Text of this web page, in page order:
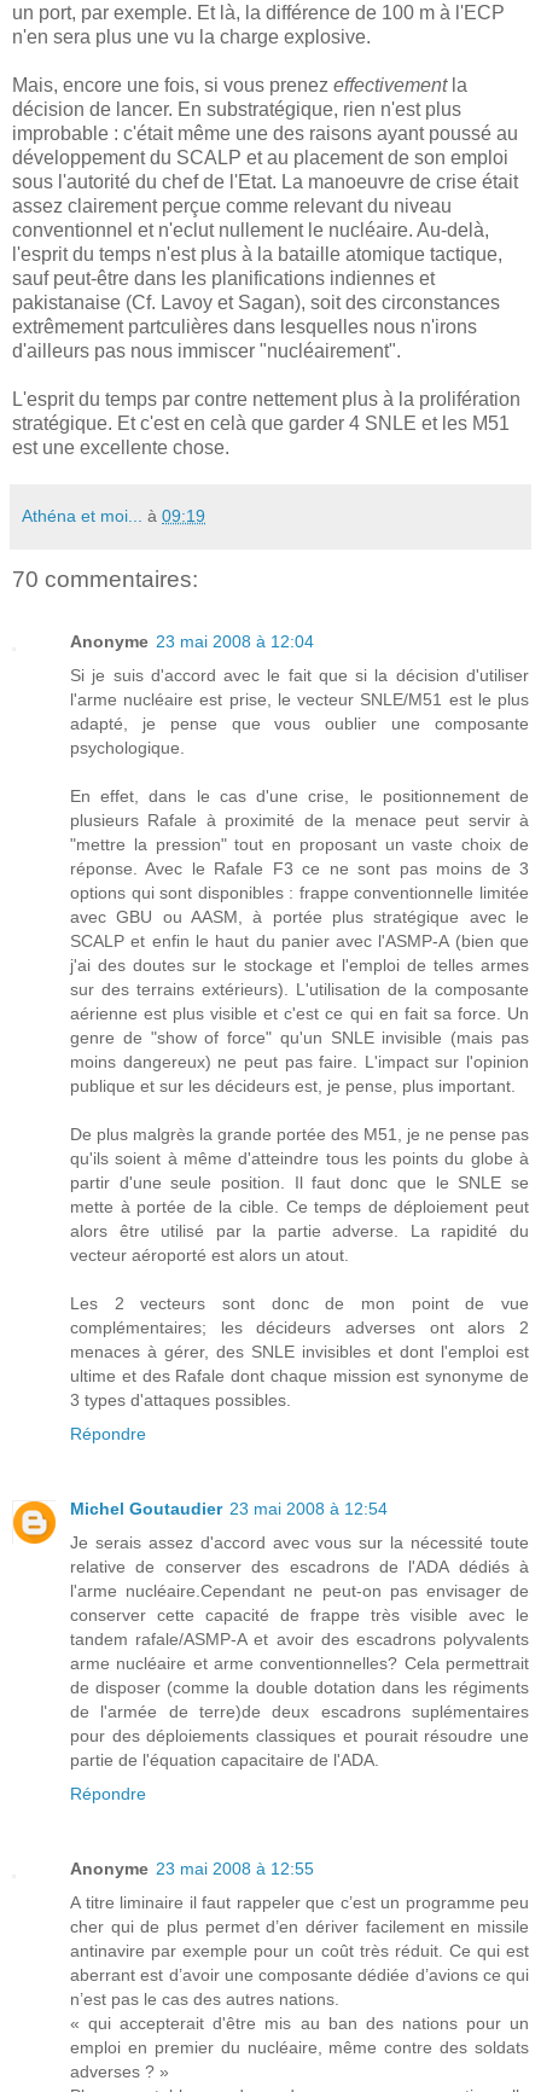
un port, par exemple. Et là, la différence de 100 m à l'ECP
n'en sera plus une vu la charge explosive.
Mais, encore une fois, si vous prenez effectivement la
décision de lancer. En substratégique, rien n'est plus
improbable : c'était même une des raisons ayant poussé au
développement du SCALP et au placement de son emploi
sous l'autorité du chef de l'Etat. La manoeuvre de crise était
assez clairement perçue comme relevant du niveau
conventionnel et n'eclut nullement le nucléaire. Au-delà,
l'esprit du temps n'est plus à la bataille atomique tactique,
sauf peut-être dans les planifications indiennes et
pakistanaise (Cf. Lavoy et Sagan), soit des circonstances
extrêmement partculières dans lesquelles nous n'irons
d'ailleurs pas nous immiscer "nucléairement".
L'esprit du temps par contre nettement plus à la prolifération
stratégique. Et c'est en celà que garder 4 SNLE et les M51
est une excellente chose.
Athéna et moi... à 09:19
70 commentaires:
Anonyme 23 mai 2008 à 12:04
Si je suis d'accord avec le fait que si la décision d'utiliser
l'arme nucléaire est prise, le vecteur SNLE/M51 est le plus
adapté, je pense que vous oublier une composante
psychologique.
En effet, dans le cas d'une crise, le positionnement de
plusieurs Rafale à proximité de la menace peut servir à
"mettre la pression" tout en proposant un vaste choix de
réponse. Avec le Rafale F3 ce ne sont pas moins de 3
options qui sont disponibles : frappe conventionnelle limitée
avec GBU ou AASM, à portée plus stratégique avec le
SCALP et enfin le haut du panier avec l'ASMP-A (bien que
j'ai des doutes sur le stockage et l'emploi de telles armes
sur des terrains extérieurs). L'utilisation de la composante
aérienne est plus visible et c'est ce qui en fait sa force. Un
genre de "show of force" qu'un SNLE invisible (mais pas
moins dangereux) ne peut pas faire. L'impact sur l'opinion
publique et sur les décideurs est, je pense, plus important.
De plus malgrès la grande portée des M51, je ne pense pas
qu'ils soient à même d'atteindre tous les points du globe à
partir d'une seule position. Il faut donc que le SNLE se
mette à portée de la cible. Ce temps de déploiement peut
alors être utilisé par la partie adverse. La rapidité du
vecteur aéroporté est alors un atout.
Les 2 vecteurs sont donc de mon point de vue
complémentaires; les décideurs adverses ont alors 2
menaces à gérer, des SNLE invisibles et dont l'emploi est
ultime et des Rafale dont chaque mission est synonyme de
3 types d'attaques possibles.
Répondre
Michel Goutaudier 23 mai 2008 à 12:54
Je serais assez d'accord avec vous sur la nécessité toute
relative de conserver des escadrons de l'ADA dédiés à
l'arme nucléaire.Cependant ne peut-on pas envisager de
conserver cette capacité de frappe très visible avec le
tandem rafale/ASMP-A et avoir des escadrons polyvalents
arme nucléaire et arme conventionnelles? Cela permettrait
de disposer (comme la double dotation dans les régiments
de l'armée de terre)de deux escadrons suplémentaires
pour des déploiements classiques et pourait résoudre une
partie de l'équation capacitaire de l'ADA.
Répondre
Anonyme 23 mai 2008 à 12:55
A titre liminaire il faut rappeler que c’est un programme peu
cher qui de plus permet d’en dériver facilement en missile
antinavire par exemple pour un coût très réduit. Ce qui est
aberrant est d’avoir une composante dédiée d’avions ce qui
n’est pas le cas des autres nations.
« qui accepterait d'être mis au ban des nations pour un
emploi en premier du nucléaire, même contre des soldats
adverses ? »